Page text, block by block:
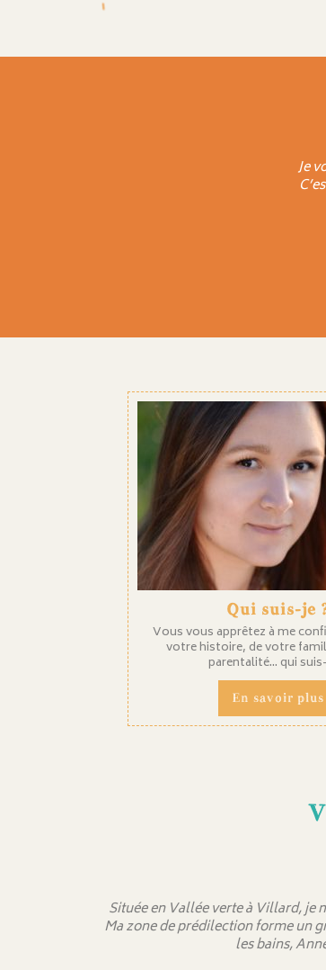
Je
Qui suis-je
Vous vous apprêtez à me
votre histoire, de votre
parentalité... qui
En savoir plus
Située en Vallée verte à Villard, je
Ma zone de prédilection forme un
les bains,